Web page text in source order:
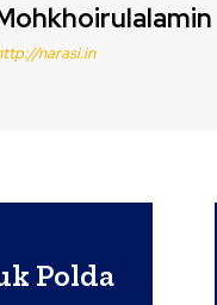
narasi.in
Polda